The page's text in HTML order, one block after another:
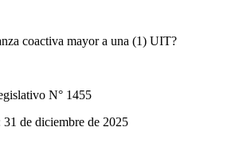
coactiva mayor a una (1) UIT?
N° 1455
31 de diciembre de 2025